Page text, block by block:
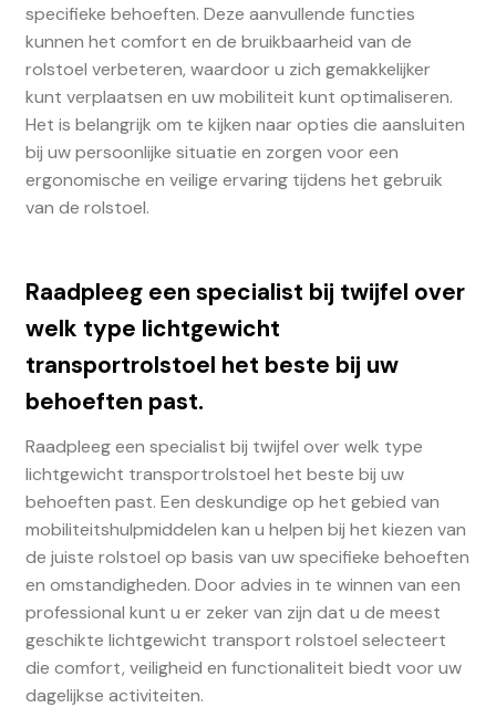
specifieke behoeften. Deze aanvullende functies
kunnen het comfort en de bruikbaarheid van de
rolstoel verbeteren, waardoor u zich gemakkelijker
kunt verplaatsen en uw mobiliteit kunt optimaliseren.
Het is belangrijk om te kijken naar opties die aansluiten
bij uw persoonlijke situatie en zorgen voor een
ergonomische en veilige ervaring tijdens het gebruik
van de rolstoel.
Raadpleeg een specialist bij twijfel over
welk type lichtgewicht
transportrolstoel het beste bij uw
behoeften past.
Raadpleeg een specialist bij twijfel over welk type
lichtgewicht transportrolstoel het beste bij uw
behoeften past. Een deskundige op het gebied van
mobiliteitshulpmiddelen kan u helpen bij het kiezen van
de juiste rolstoel op basis van uw specifieke behoeften
en omstandigheden. Door advies in te winnen van een
professional kunt u er zeker van zijn dat u de meest
geschikte lichtgewicht transport rolstoel selecteert
die comfort, veiligheid en functionaliteit biedt voor uw
dagelijkse activiteiten.